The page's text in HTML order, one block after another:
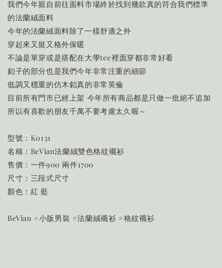
我們今年親自前往面料市場終於找到幾款真的符合我們標準
的法蘭絨面料
今年的法蘭絨面料除了一樣舒適之外
穿起來又挺又格外保暖
不論是單穿或是搭配在大學tee裡面穿都非常好看
釦子的部分也是我們今年非常注重的細節
低調又穩重的仿木釦真的非常英倫
目前所有門市已經上架 今年所有商品都是只做一批絕不追加
所以有喜歡的朋友千萬不要考慮太久喔～
型號：K0131
名稱：BeVian法蘭絨雙色格紋襯衫
售價：一件900 兩件1700
尺寸：三段式尺寸
顏色：紅 藍
BeVian #小版男裝 #法蘭絨襯衫 #格紋襯衫